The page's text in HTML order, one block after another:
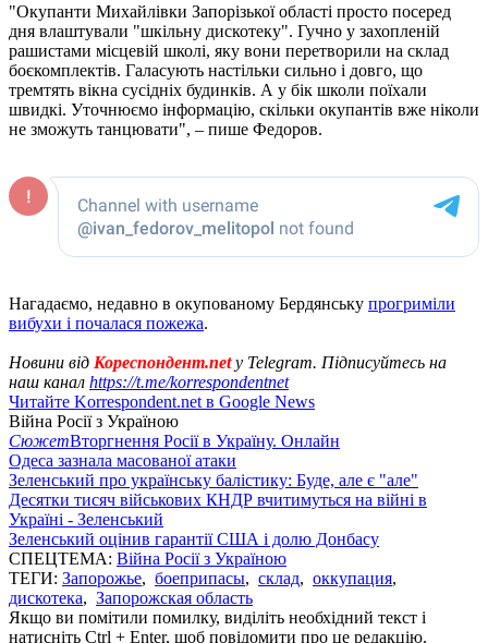
"Окупанти Михайлівки Запорізької області просто посеред
дня влаштували "шкільну дискотеку". Гучно у захопленій
рашистами місцевій школі, яку вони перетворили на склад
боєкомплектів. Галасують настільки сильно і довго, що
тремтять вікна сусідніх будинків. А у бік школи поїхали
швидкі. Уточнюємо інформацію, скільки окупантів вже ніколи
не зможуть танцювати", – пише Федоров.
Нагадаємо, недавно в окупованому Бердянську прогриміли
вибухи і почалася пожежа.
Новини від Кореспондент.netу Telegram. Підписуйтесь на
наш канал https://t.me/korrespondentnet
Читайте Korrespondent.net в Google News
Війна Росії з Україною
СюжетВторгнення Росії в Україну. Онлайн
Одеса зазнала масованої атаки
Зеленський про українську балістику: Буде, але є "але"
Десятки тисяч військових КНДР вчитимуться на війні в
Україні - Зеленський
Зеленський оцінив гарантії США і долю Донбасу
СПЕЦТЕМА: Війна Росії з Україною
ТЕГИ: Запорожье, боеприпасы, склад, оккупация,
дискотека, Запорожская область
Якщо ви помітили помилку, виділіть необхідний текст і
натисніть Ctrl + Enter, щоб повідомити про це редакцію.